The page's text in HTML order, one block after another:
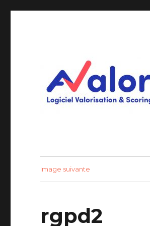
Image suivante
rgpd2